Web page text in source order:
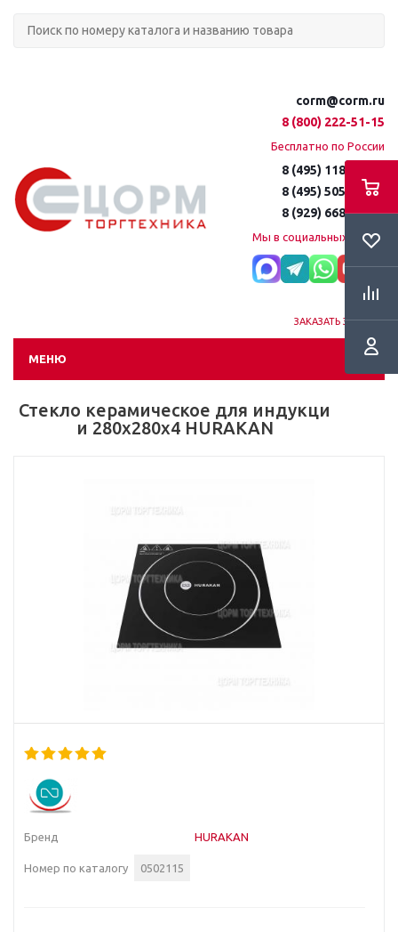
corm@corm.ru
8 (800) 222-51-15
Бесплатно по России
8 (495) 118-61-16
8 (495) 505-51-15
8 (929) 668-95-35
Мы в социальных сетях:
ЗАКАЗАТЬ ЗВОНОК
МЕНЮ
Стекло керамическое для индукци
и 280х280х4 HURAKAN
Бренд HURAKAN
Номер по каталогу 0502115